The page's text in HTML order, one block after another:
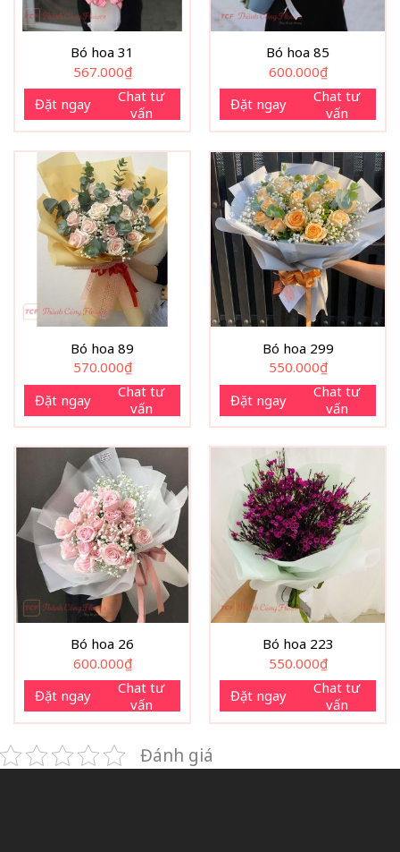
Bó hoa 31
567.000₫
Đặt ngay
Chat tư
vấn
Bó hoa 85
600.000₫
Đặt ngay
Chat tư
vấn
Bó hoa 89
570.000₫
Đặt ngay
Chat tư
vấn
Bó hoa 299
550.000₫
Đặt ngay
Chat tư
vấn
Bó hoa 26
600.000₫
Đặt ngay
Chat tư
vấn
Bó hoa 223
550.000₫
Đặt ngay
Chat tư
vấn
Đánh giá